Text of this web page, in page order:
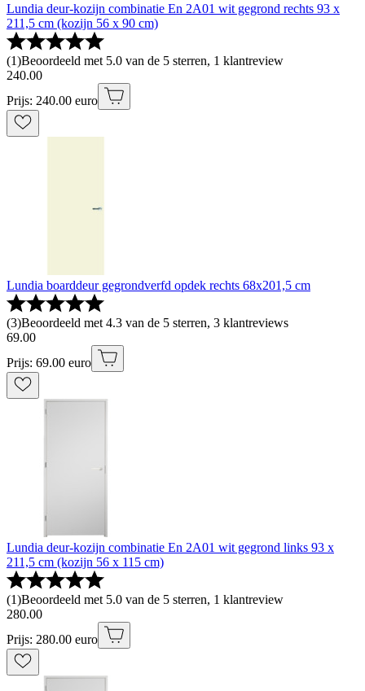
Lundia deur-kozijn combinatie En 2A01 wit gegrond rechts 93 x
211,5 cm (kozijn 56 x 90 cm)
(1)Beoordeeld met 5.0 van de 5 sterren, 1 klantreview
240.00
Prijs: 240.00 euro
Lundia boarddeur gegrondverfd opdek rechts 68x201,5 cm
(3)Beoordeeld met 4.3 van de 5 sterren, 3 klantreviews
69.00
Prijs: 69.00 euro
Lundia deur-kozijn combinatie En 2A01 wit gegrond links 93 x
211,5 cm (kozijn 56 x 115 cm)
(1)Beoordeeld met 5.0 van de 5 sterren, 1 klantreview
280.00
Prijs: 280.00 euro